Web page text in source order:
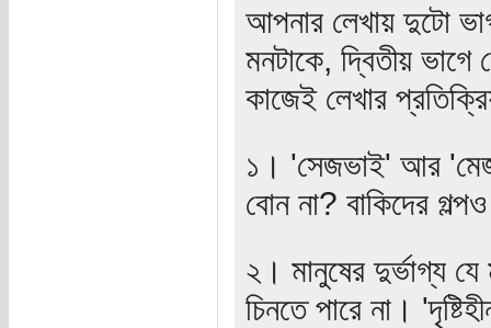
আপনার লেখায় দুটো
মনটাকে, দ্বিতীয়
কাজেই লেখার
১। 'সেজভাই' আর
বোন না? বাকিদের
২। মানুষের দুর্ভাগ্য
চিনতে পারে না।